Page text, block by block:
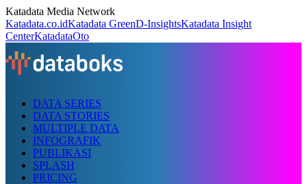
Katadata Media Network
Katadata.co.idKatadata GreenD-InsightsKatadata Insight
CenterKatadataOto
DATA SERIES
DATA STORIES
MULTIPLE DATA
INFOGRAFIK
PUBLIKASI
SPLASH
PRICING